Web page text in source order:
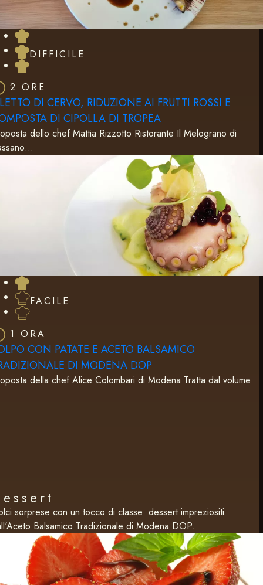
DIFFICILE
2 ORE
DI CERVO, RIDUZIONE AI FRUTTI ROSSI E
DI CIPOLLA DI TROPEA
dello chef Mattia Rizzotto Ristorante Il Melograno di
FACILE
1 ORA
CON PATATE E ACETO BALSAMICO
DI MODENA DOP
della chef Alice Colombari di Modena Tratta dal volume…
sorprese con un tocco di classe: dessert impreziositi
Balsamico Tradizionale di Modena DOP.